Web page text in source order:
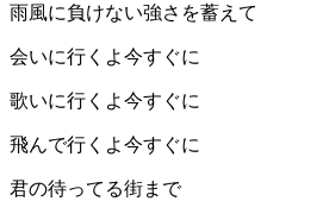
雨風に負けない強さを蓄えて
会いに行くよ今すぐに
歌いに行くよ今すぐに
飛んで行くよ今すぐに
君の待ってる街まで